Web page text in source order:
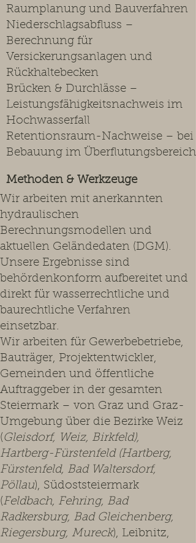
Raumplanung und Bauverfahren
Niederschlagsabfluss –
Berechnung für
Versickerungsanlagen und
Rückhaltebecken
Brücken & Durchlässe –
Leistungsfähigkeitsnachweis im
Hochwasserfall
Retentionsraum-Nachweise – bei
Bebauung im Überflutungsbereich
Methoden & Werkzeuge
Wir arbeiten mit anerkannten
hydraulischen
Berechnungsmodellen und
aktuellen Geländedaten (DGM).
Unsere Ergebnisse sind
behördenkonform aufbereitet und
direkt für wasserrechtliche und
baurechtliche Verfahren
einsetzbar.
Wir arbeiten für Gewerbebetriebe,
Bauträger, Projektentwickler,
Gemeinden und öffentliche
Auftraggeber in der gesamten
Steiermark – von Graz und Graz-
Umgebung über die Bezirke Weiz
(Gleisdorf, Weiz, Birkfeld),
Hartberg-Fürstenfeld (Hartberg,
Fürstenfeld, Bad Waltersdorf,
Pöllau), Südoststeiermark
(Feldbach, Fehring, Bad
Radkersburg, Bad Gleichenberg,
Riegersburg, Mureck), Leibnitz,